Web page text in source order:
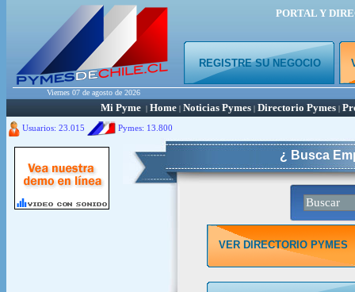
PORTAL Y
REGISTRE SU NEGOCIO
Viernes 07 de agosto de 2026
Mi Pyme | Home | Noticias Pymes | Directorio Pymes |
Usuarios: 23.015 Pymes: 13.800
¿ Busca
VER DIRECTORIO PYMES